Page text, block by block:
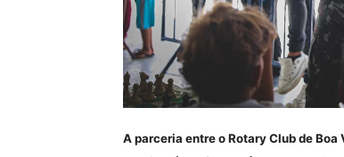
A parceria entre o Rotary Club de